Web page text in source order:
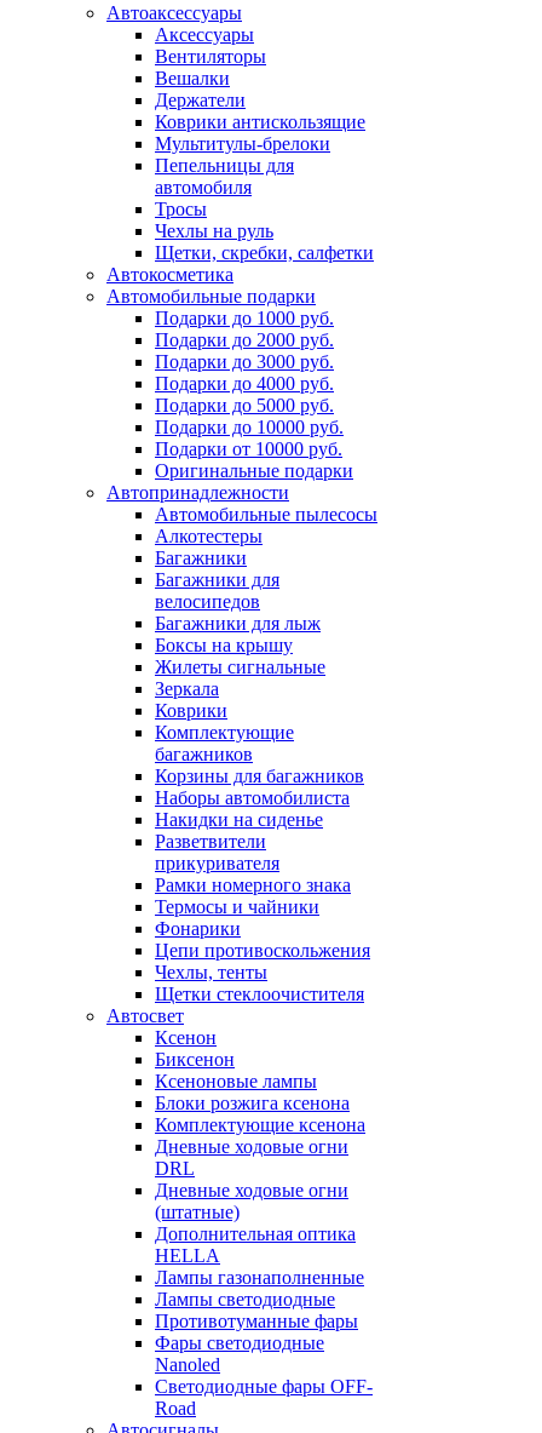
Автоаксессуары
Аксессуары
Вентиляторы
Вешалки
Держатели
Коврики антискользящие
Мультитулы-брелоки
Пепельницы для
автомобиля
Тросы
Чехлы на руль
Щетки, скребки, салфетки
Автокосметика
Автомобильные подарки
Подарки до 1000 руб.
Подарки до 2000 руб.
Подарки до 3000 руб.
Подарки до 4000 руб.
Подарки до 5000 руб.
Подарки до 10000 руб.
Подарки от 10000 руб.
Оригинальные подарки
Автопринадлежности
Автомобильные пылесосы
Алкотестеры
Багажники
Багажники для
велосипедов
Багажники для лыж
Боксы на крышу
Жилеты сигнальные
Зеркала
Коврики
Комплектующие
багажников
Корзины для багажников
Наборы автомобилиста
Накидки на сиденье
Разветвители
прикуривателя
Рамки номерного знака
Термосы и чайники
Фонарики
Цепи противоскольжения
Чехлы, тенты
Щетки стеклоочистителя
Автосвет
Ксенон
Биксенон
Ксеноновые лампы
Блоки розжига ксенона
Комплектующие ксенона
Дневные ходовые огни
DRL
Дневные ходовые огни
(штатные)
Дополнительная оптика
HELLA
Лампы газонаполненные
Лампы светодиодные
Противотуманные фары
Фары светодиодные
Nanoled
Светодиодные фары OFF-
Road